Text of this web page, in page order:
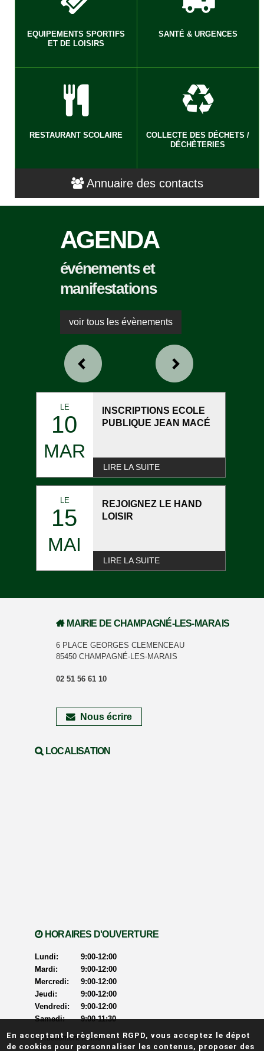
En acceptant le règlement RGPD, vous acceptez le dépot
de cookies pour personnaliser les contenus, proposer des
EQUIPEMENTS SPORTIFS
ET DE LOISIRS
SANTÉ & URGENCES
RESTAURANT SCOLAIRE
COLLECTE DES DÉCHETS /
DÉCHÈTERIES
Annuaire des contacts
AGENDA
événements et
manifestations
voir tous les évènements
LE
10
MAR
INSCRIPTIONS ECOLE
PUBLIQUE JEAN MACÉ
LIRE LA SUITE
LE
15
MAI
REJOIGNEZ LE HAND
LOISIR
LIRE LA SUITE
MAIRIE DE CHAMPAGNÉ-LES-MARAIS
6 PLACE GEORGES CLEMENCEAU
85450 CHAMPAGNÉ-LES-MARAIS
02 51 56 61 10
Nous écrire
LOCALISATION
HORAIRES D'OUVERTURE
Lundi:
9:00-12:00
Mardi:
9:00-12:00
Mercredi:
9:00-12:00
Jeudi:
9:00-12:00
Vendredi:
9:00-12:00
Samedi:
9:00-11:30
Actuellement ouvert
Actuellement fermé